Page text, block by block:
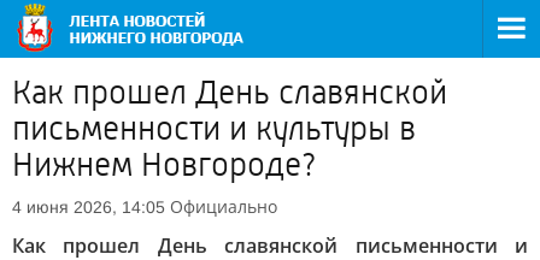
Как прошел День славянской
письменности и культуры в
Нижнем Новгороде?
4 июня 2026, 14:05 Официально
Как прошел День славянской письменности и